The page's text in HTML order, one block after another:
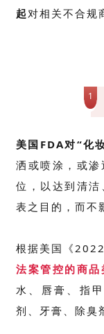
起 对相关不合规
1
美国FDA对“化
洒或喷涂，或
位，以达到清
表之目的，而不
根据美国《
法案管控的商
水、唇膏、指
剂、牙膏、除臭